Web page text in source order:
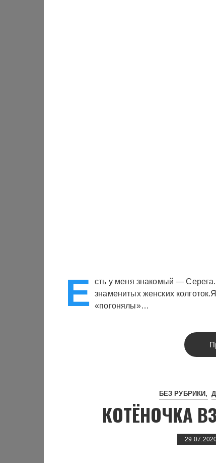
Е
сть у меня знакомый —
знаменитых женских
«погонялы»…
БЕЗ РУБРИКИ
КОТЁНОЧКА